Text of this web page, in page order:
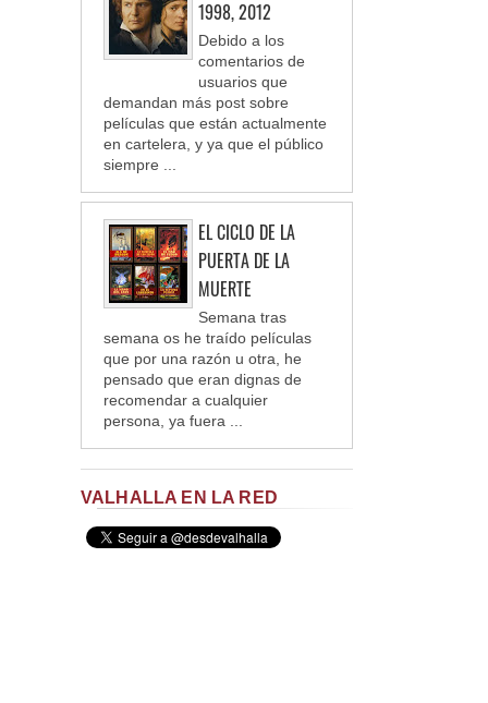
1998, 2012
Debido a los
comentarios de
usuarios que
demandan más post sobre
películas que están actualmente
en cartelera, y ya que el público
siempre ...
EL CICLO DE LA
PUERTA DE LA
MUERTE
Semana tras
semana os he traído películas
que por una razón u otra, he
pensado que eran dignas de
recomendar a cualquier
persona, ya fuera ...
VALHALLA EN LA RED